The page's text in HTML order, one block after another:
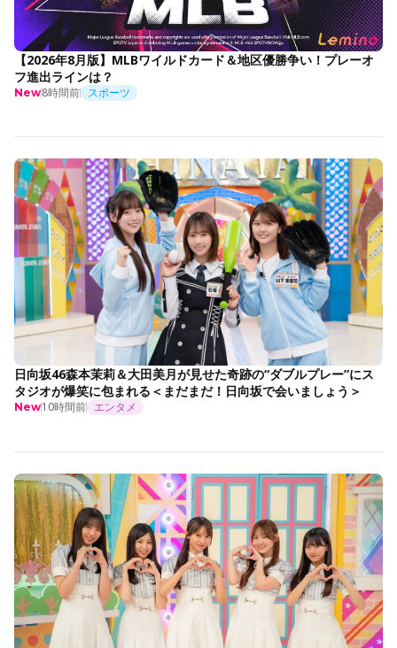
【2026年8月版】MLBワイルドカード＆地区優勝争い！プレーオ
フ進出ラインは？
New8時間前 スポーツ
日向坂46森本茉莉＆大田美月が見せた奇跡の“ダブルプレー”にス
タジオが爆笑に包まれる＜まだまだ！日向坂で会いましょう＞
New10時間前 エンタメ